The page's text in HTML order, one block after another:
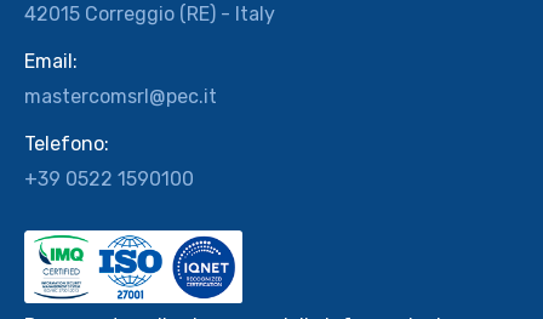
42015 Correggio (RE) - Italy
Email:
mastercomsrl@pec.it
Telefono:
+39 0522 1590100